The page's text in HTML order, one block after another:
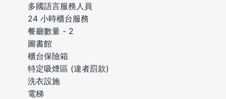
多國語言服務人員
24 小時櫃台服務
餐廳數量 - 2
圖書館
櫃台保險箱
特定吸煙區 (違者罰款)
洗衣設施
電梯